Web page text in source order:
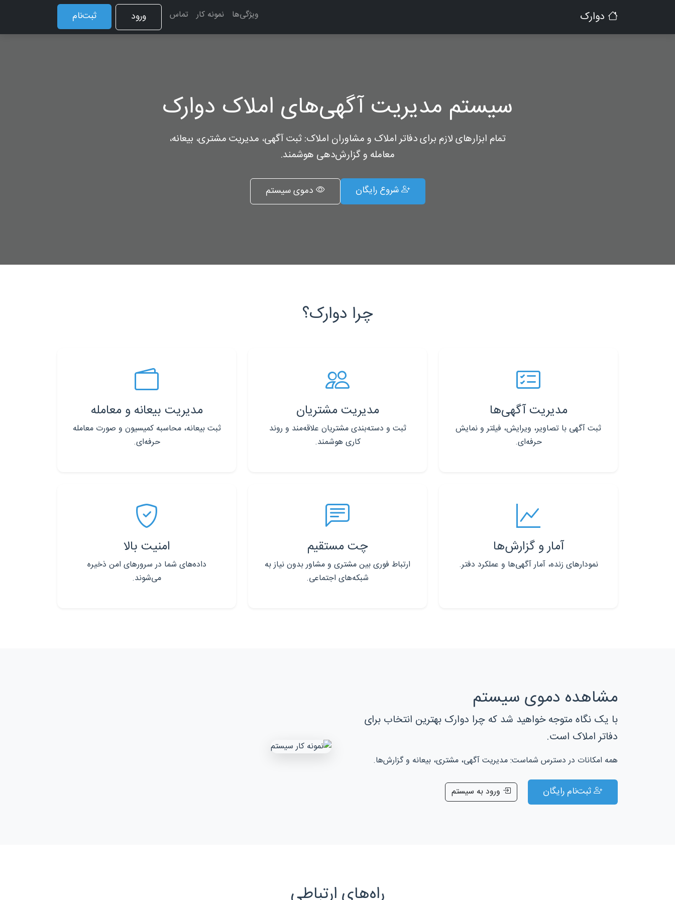
دوارک ویژگی‌ها نمونه کار تماس ورود ثبت‌نام
سیستم مدیریت آگهی‌های املاک دوارک
تمام ابزارهای لازم برای دفاتر املاک و مشاوران املاک: ثبت آگهی، مدیریت مشتری، بیعانه،
معامله و گزارش‌دهی هوشمند.
شروع رایگان دموی سیستم
چرا دوارک؟
مدیریت آگهی‌ها
ثبت آگهی با تصاویر، ویرایش، فیلتر و نمایش
حرفه‌ای.
مدیریت مشتریان
ثبت و دسته‌بندی مشتریان علاقه‌مند و روند
کاری هوشمند.
مدیریت بیعانه و معامله
ثبت بیعانه، محاسبه کمیسیون و صورت معامله
حرفه‌ای.
آمار و گزارش‌ها
نمودارهای زنده، آمار آگهی‌ها و عملکرد دفتر.
چت مستقیم
ارتباط فوری بین مشتری و مشاور بدون نیاز به
شبکه‌های اجتماعی.
امنیت بالا
داده‌های شما در سرورهای امن ذخیره
می‌شوند.
مشاهده دموی سیستم
با یک نگاه متوجه خواهید شد که چرا دوارک بهترین انتخاب برای
دفاتر املاک است.
همه امکانات در دسترس شماست: مدیریت آگهی، مشتری، بیعانه و گزارش‌ها.
ثبت‌نام رایگان ورود به سیستم
راه‌های ارتباطی